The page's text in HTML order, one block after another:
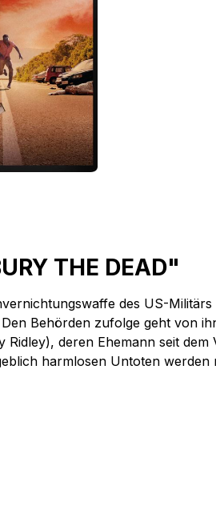
THE DEAD"
des US-
Behörden zufolge geht von
deren Ehemann seit
harmlosen Untoten